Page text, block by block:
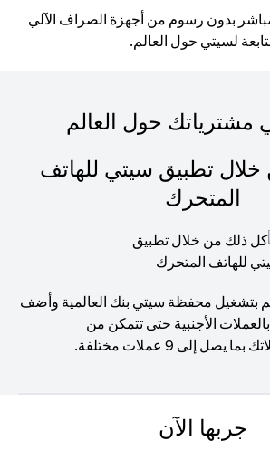
بدون رسوم من أجهزة الصراف الآلي
لسيتي حول العالم.
مشترياتك حول العالم
تطبيق سيتي للهاتف
المتحرك
بتشغيل محفظة سيتي بنك العالمية وأضف
الأجنبية حتى تتمكن من
يصل إلى 9 عملات مختلفة.
جربها الآن